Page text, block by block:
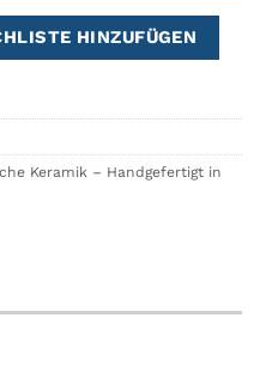
HINZUFÜGEN
Keramik – Handgefertigt in